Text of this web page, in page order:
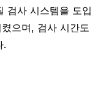
검사 시스템을 도입
으며, 검사 시간도
.